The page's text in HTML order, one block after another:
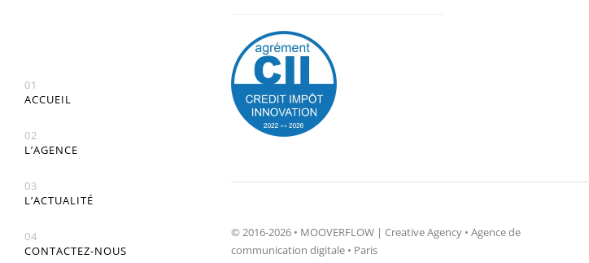
01
ACCUEIL
02
L’AGENCE
03
L’ACTUALITÉ
04
CONTACTEZ-NOUS
© 2016-2026 • MOOVERFLOW | Creative Agency • Agence de
communication digitale • Paris